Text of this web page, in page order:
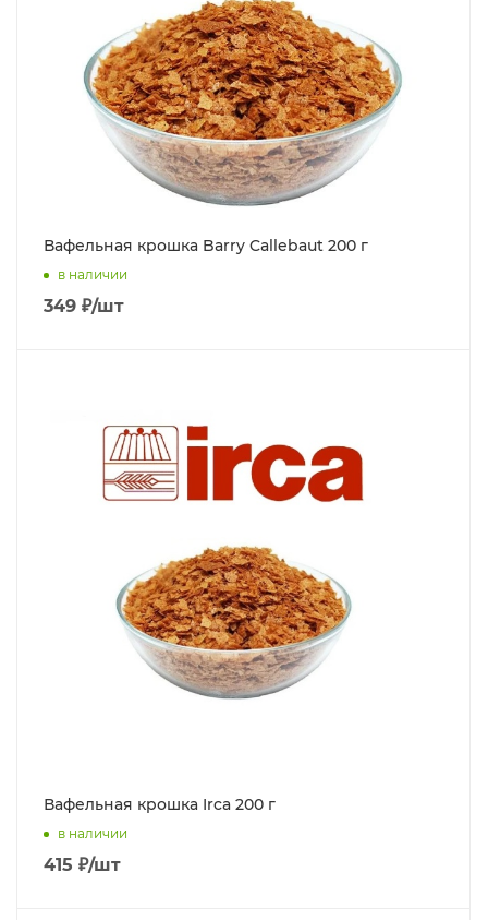
Вафельная крошка Barry Callebaut 200 г
в наличии
349 ₽/шт
Вафельная крошка Irca 200 г
в наличии
415 ₽/шт